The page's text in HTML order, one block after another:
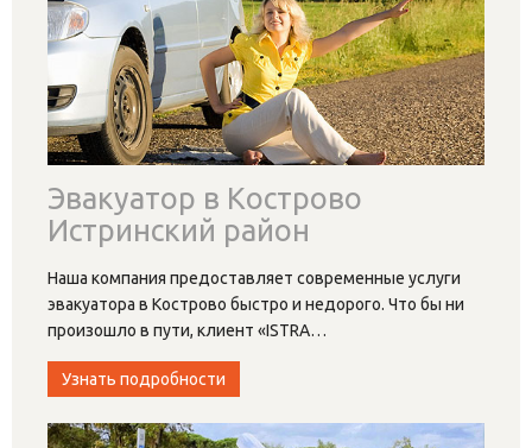
Эвакуатор в Кострово
Истринский район
Наша компания предоставляет современные услуги
эвакуатора в Кострово быстро и недорого. Что бы ни
произошло в пути, клиент «ISTRA…
Узнать подробности